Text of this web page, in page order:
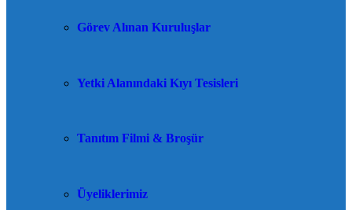
Görev Alınan Kuruluşlar
Yetki Alanındaki Kıyı Tesisleri
Tanıtım Filmi & Broşür
Üyeliklerimiz